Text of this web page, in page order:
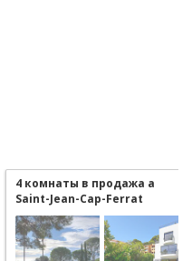
4 комнаты в продажа a
Saint-Jean-Cap-Ferrat